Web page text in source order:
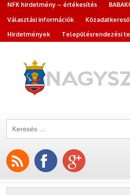
NFK hirdetmény – értékesítés
Választási információk
Közadatkereső
Hirdetmények
Településrendezési